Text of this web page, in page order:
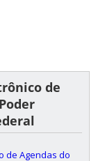
de
de Agendas do